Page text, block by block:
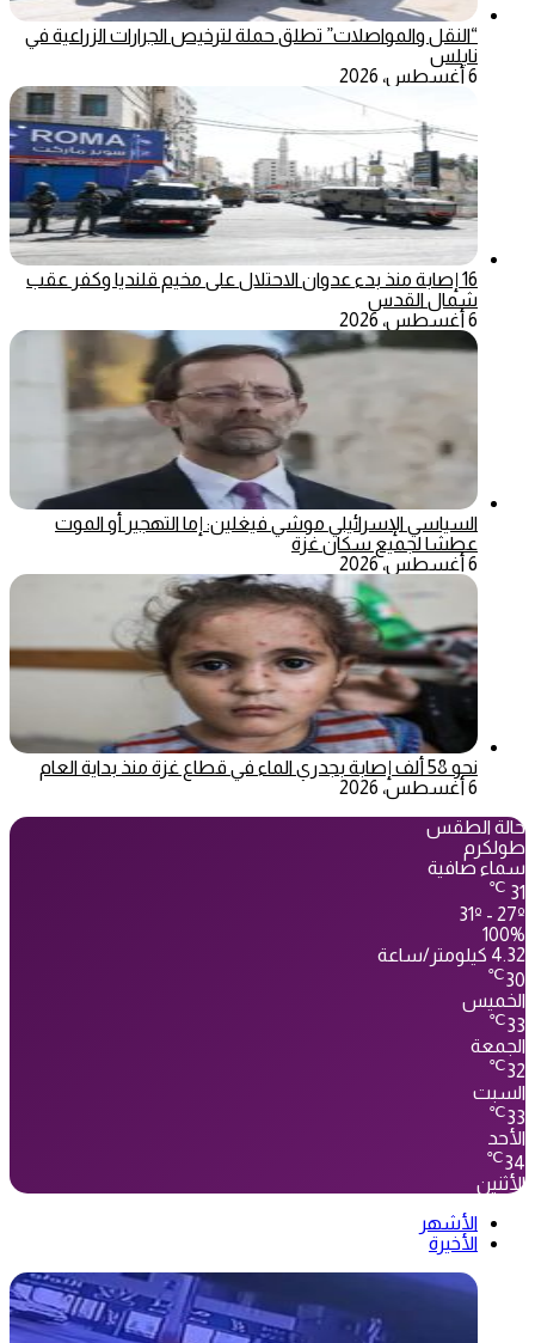
“النقل والمواصلات” تطلق حملة لترخيص الجرارات الزراعية في
نابلس
6 أغسطس، 2026
16 إصابة منذ بدء عدوان الاحتلال على مخيم قلنديا وكفر عقب
شمال القدس
6 أغسطس، 2026
السياسي الإسرائيلي موشي فيغلين: إما التهجير أو الموت
عطشا لجميع سكان غزة
6 أغسطس، 2026
نحو 58 ألف إصابة بجدري الماء في قطاع غزة منذ بداية العام
6 أغسطس، 2026
حالة الطقس
طولكرم
سماء صافية
31
℃
31º - 27º
100%
4.32 كيلومتر/ساعة
30
℃
الخميس
33
℃
الجمعة
32
℃
السبت
33
℃
الأحد
34
℃
الأثنين
الأشهر
الأخيرة